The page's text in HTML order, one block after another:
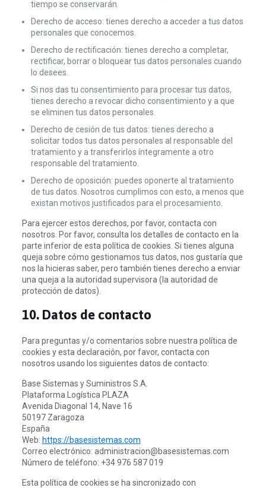
tiempo se conservarán.
Derecho de acceso: tienes derecho a acceder a tus datos
personales que conocemos.
Derecho de rectificación: tienes derecho a completar,
rectificar, borrar o bloquear tus datos personales cuando
lo desees.
Si nos das tu consentimiento para procesar tus datos,
tienes derecho a revocar dicho consentimiento y a que
se eliminen tus datos personales.
Derecho de cesión de tus datos: tienes derecho a
solicitar todos tus datos personales al responsable del
tratamiento y a transferirlos íntegramente a otro
responsable del tratamiento.
Derecho de oposición: puedes oponerte al tratamiento
de tus datos. Nosotros cumplimos con esto, a menos que
existan motivos justificados para el procesamiento.
Para ejercer estos derechos, por favor, contacta con
nosotros. Por favor, consulta los detalles de contacto en la
parte inferior de esta política de cookies. Si tienes alguna
queja sobre cómo gestionamos tus datos, nos gustaría que
nos la hicieras saber, pero también tienes derecho a enviar
una queja a la autoridad supervisora (la autoridad de
protección de datos).
10. Datos de contacto
Para preguntas y/o comentarios sobre nuestra política de
cookies y esta declaración, por favor, contacta con
nosotros usando los siguientes datos de contacto:
Base Sistemas y Suministros S.A.
Plataforma Logística PLAZA
Avenida Diagonal 14, Nave 16
50197 Zaragoza
España
Web: https://basesistemas.com
Correo electrónico: administracion@basesistemas.com
Número de teléfono: +34 976 587 019
Esta política de cookies se ha sincronizado con